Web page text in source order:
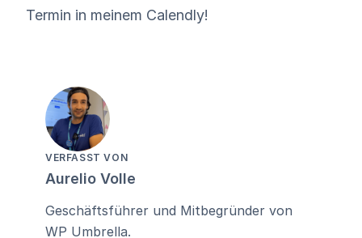
Termin in meinem Calendly!
VERFASST VON
Aurelio Volle
Geschäftsführer und Mitbegründer von
WP Umbrella.